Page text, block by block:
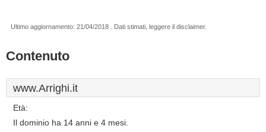
Ultimo aggiornamento: 21/04/2018 . Dati stimati, leggere il disclaimer.
Contenuto
www.Arrighi.it
Età:
Il dominio ha 14 anni e 4 mesi.